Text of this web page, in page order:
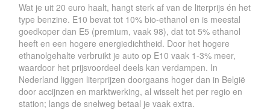
Wat je uit 20 euro haalt, hangt sterk af van de literprijs én het
type benzine. E10 bevat tot 10% bio-ethanol en is meestal
goedkoper dan E5 (premium, vaak 98), dat tot 5% ethanol
heeft en een hogere energiedichtheid. Door het hogere
ethanolgehalte verbruikt je auto op E10 vaak 1-3% meer,
waardoor het prijsvoordeel deels kan verdampen. In
Nederland liggen literprijzen doorgaans hoger dan in België
door accijnzen en marktwerking, al wisselt het per regio en
station; langs de snelweg betaal je vaak extra.